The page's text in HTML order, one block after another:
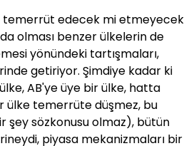
temerrüt edecek mi etmeyecek
olması benzer ülkelerin de
yönündeki tartışmaları,
getiriyor. Şimdiye kadar ki
AB'ye üye bir ülke, hatta
ülke temerrüte düşmez, bu
şey sözkonusu olmaz), bütün
piyasa mekanizmaları bir